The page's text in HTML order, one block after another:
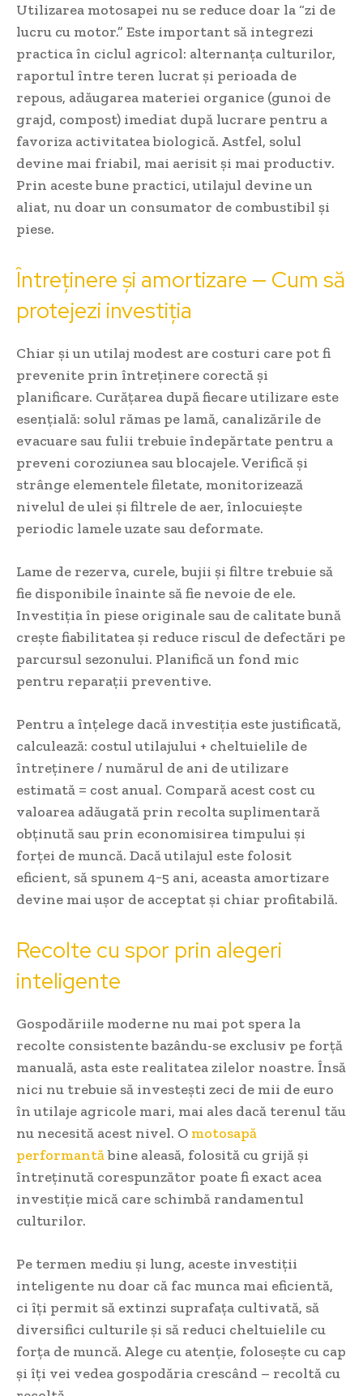
Utilizarea motosapei nu se reduce doar la “zi de
lucru cu motor.” Este important să integrezi
practica în ciclul agricol: alternanța culturilor,
raportul între teren lucrat și perioada de
repous, adăugarea materiei organice (gunoi de
grajd, compost) imediat după lucrare pentru a
favoriza activitatea biologică. Astfel, solul
devine mai friabil, mai aerisit și mai productiv.
Prin aceste bune practici, utilajul devine un
aliat, nu doar un consumator de combustibil și
piese.
Întreținere și amortizare — Cum să
protejezi investiția
Chiar și un utilaj modest are costuri care pot fi
prevenite prin întreținere corectă și
planificare. Curățarea după fiecare utilizare este
esențială: solul rămas pe lamă, canalizările de
evacuare sau fulii trebuie îndepărtate pentru a
preveni coroziunea sau blocajele. Verifică și
strânge elementele filetate, monitorizează
nivelul de ulei și filtrele de aer, înlocuiește
periodic lamele uzate sau deformate.
Lame de rezerva, curele, bujii și filtre trebuie să
fie disponibile înainte să fie nevoie de ele.
Investiția în piese originale sau de calitate bună
crește fiabilitatea și reduce riscul de defectări pe
parcursul sezonului. Planifică un fond mic
pentru reparații preventive.
Pentru a înțelege dacă investiția este justificată,
calculează: costul utilajului + cheltuielile de
întreținere / numărul de ani de utilizare
estimată = cost anual. Compară acest cost cu
valoarea adăugată prin recolta suplimentară
obținută sau prin economisirea timpului și
forței de muncă. Dacă utilajul este folosit
eficient, să spunem 4−5 ani, aceasta amortizare
devine mai ușor de acceptat și chiar profitabilă.
Recolte cu spor prin alegeri
inteligente
Gospodăriile moderne nu mai pot spera la
recolte consistente bazându-se exclusiv pe forță
manuală, asta este realitatea zilelor noastre. Însă
nici nu trebuie să investești zeci de mii de euro
în utilaje agricole mari, mai ales dacă terenul tău
nu necesită acest nivel. O motosapă
performantăbine aleasă, folosită cu grijă și
întreținută corespunzător poate fi exact acea
investiție mică care schimbă randamentul
culturilor.
Pe termen mediu și lung, aceste investiții
inteligente nu doar că fac munca mai eficientă,
ci îți permit să extinzi suprafața cultivată, să
diversifici culturile și să reduci cheltuielile cu
forța de muncă. Alege cu atenție, folosește cu cap
și îți vei vedea gospodăria crescând – recoltă cu